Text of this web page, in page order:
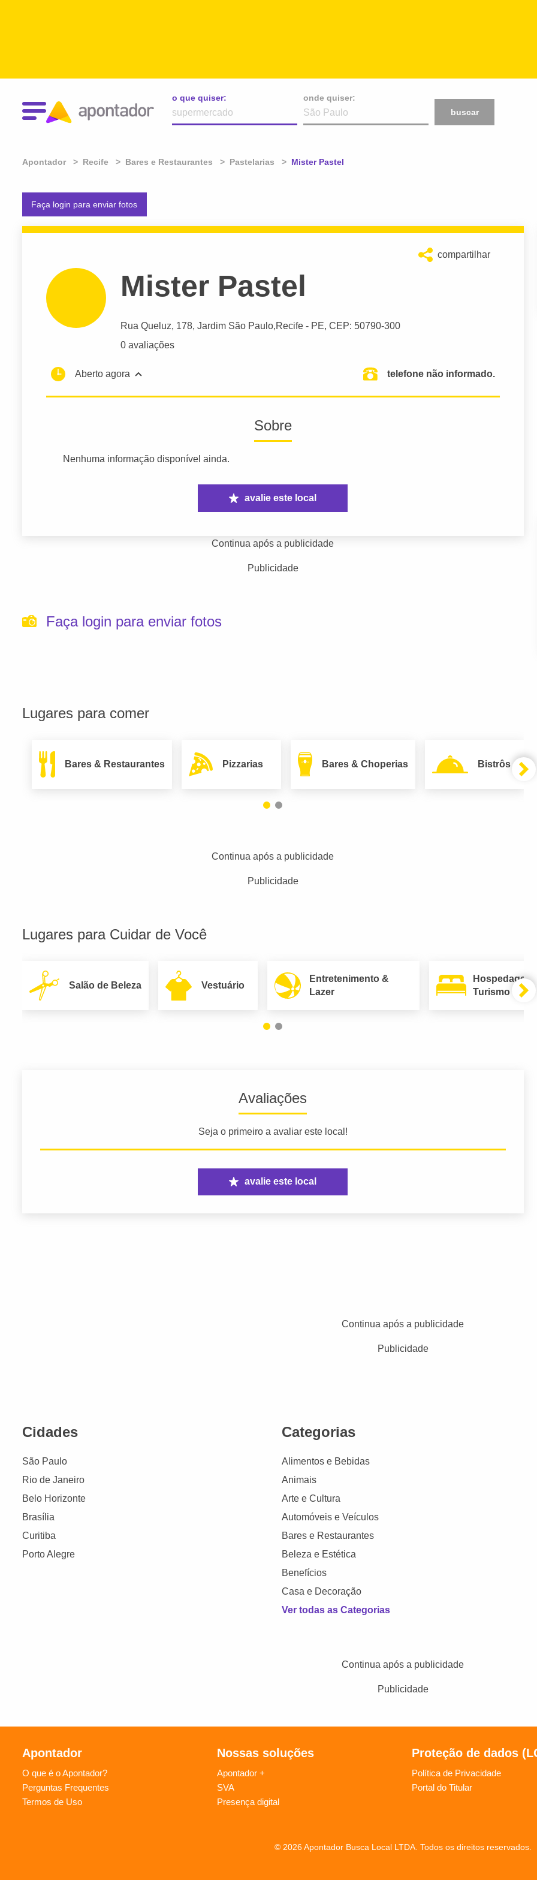
o que quiser:
onde quiser:
buscar
Apontador Recife Bares e Restaurantes Pastelarias Atual:
Mister Pastel
Faça login para enviar fotos
compartilhar
Mister Pastel
Rua Queluz, 178, Jardim São Paulo,Recife - PE, CEP: 50790-300
0 avaliações
Aberto agora telefone não informado.
Sobre
Nenhuma informação disponível ainda.
avalie este local
Continua após a publicidade
Publicidade
Faça login para enviar fotos
Lugares para comer
Bares & Restaurantes Pizzarias Bares & Choperias Bistrôs
Continua após a publicidade
Publicidade
Lugares para Cuidar de Você
Salão de Beleza Vestuário
Entretenimento &
Lazer
Hospedagem
Turismo
Avaliações
Seja o primeiro a avaliar este local!
avalie este local
Continua após a publicidade
Publicidade
Cidades
São Paulo
Rio de Janeiro
Belo Horizonte
Brasília
Curitiba
Porto Alegre
Categorias
Alimentos e Bebidas
Animais
Arte e Cultura
Automóveis e Veículos
Bares e Restaurantes
Beleza e Estética
Benefícios
Casa e Decoração
Ver todas as Categorias
Continua após a publicidade
Publicidade
Apontador
O que é o Apontador?
Perguntas Frequentes
Termos de Uso
Nossas soluções
Apontador +
SVA
Presença digital
Proteção de dados
Política de Privacidade
Portal do Titular
© 2026 Apontador Busca Local LTDA. Todos os direitos reservados.